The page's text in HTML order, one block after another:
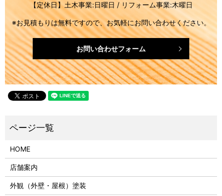
【定休日】土木事業:日曜日 / リフォーム事業:木曜日
※お見積もりは無料ですので、お気軽にお問い合わせください。
お問い合わせフォーム
HOME
店舗案内
外観（外壁・屋根）塗装